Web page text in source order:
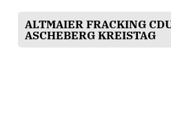
ALTMAIER FRACKING
ASCHEBERG KREISTAG